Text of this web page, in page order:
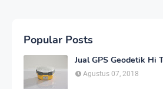
Popular Posts
Jual GPS Geodetik Hi
Agustus 07, 2018